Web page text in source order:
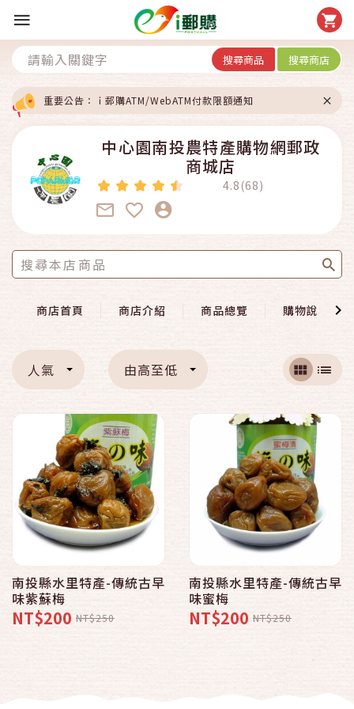
搜尋商品 搜尋商店
重要公告：ｉ郵購ATM/WebATM付款限額通知
中心園南投農特產購物網郵政
商城店
4.8(68)
商店首頁 商店介紹 商品總覽 購物說明
人氣 由高至低
南投縣水里特產-傳統古早
味紫蘇梅
NT$200 NT$250
南投縣水里特產-傳統古早
味蜜梅
NT$200 NT$250